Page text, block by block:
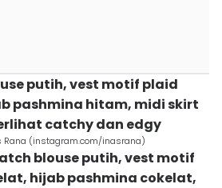
putih, vest motif plaid
pashmina hitam, midi skirt
catchy dan edgy
Rana (instagram.com/inasrana)
blouse putih, vest motif
hijab pashmina cokelat,